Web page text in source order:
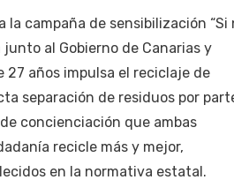
la campaña de sensibilización “Si
al Gobierno de Canarias y
27 años impulsa el reciclaje de
separación de residuos por
concienciación que ambas
recicle más y mejor,
en la normativa estatal.